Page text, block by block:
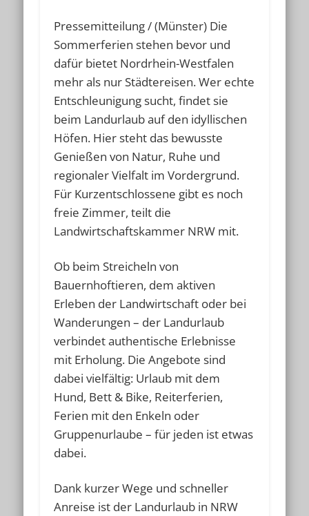
Pressemitteilung / (Münster) Die
Sommerferien stehen bevor und
dafür bietet Nordrhein-Westfalen
mehr als nur Städtereisen. Wer echte
Entschleunigung sucht, findet sie
beim Landurlaub auf den idyllischen
Höfen. Hier steht das bewusste
Genießen von Natur, Ruhe und
regionaler Vielfalt im Vordergrund.
Für Kurzentschlossene gibt es noch
freie Zimmer, teilt die
Landwirtschaftskammer NRW mit.
Ob beim Streicheln von
Bauernhoftieren, dem aktiven
Erleben der Landwirtschaft oder bei
Wanderungen – der Landurlaub
verbindet authentische Erlebnisse
mit Erholung. Die Angebote sind
dabei vielfältig: Urlaub mit dem
Hund, Bett & Bike, Reiterferien,
Ferien mit den Enkeln oder
Gruppenurlaube – für jeden ist etwas
dabei.
Dank kurzer Wege und schneller
Anreise ist der Landurlaub in NRW